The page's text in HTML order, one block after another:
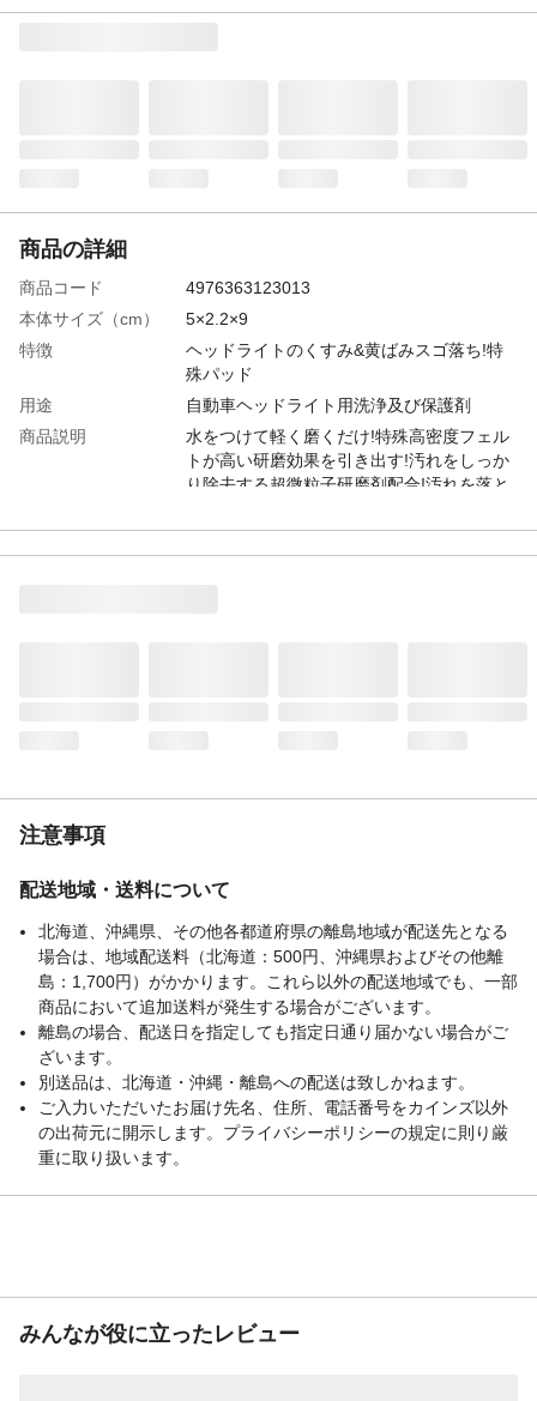
商品の詳細
商品コード
4976363123013
本体サイズ（cm）
5×2.2×9
特徴
ヘッドライトのくすみ&黄ばみスゴ落ち!特
殊パッド
用途
自動車ヘッドライト用洗浄及び保護剤
商品説明
水をつけて軽く磨くだけ!特殊高密度フェル
トが高い研磨効果を引き出す!汚れをしっか
り除去する超微粒子研磨剤配合!汚れを落と
が続く!くすみ、黄ばみを防ぐ紫外線吸収剤
配合!
注意事項
配送地域・送料について
北海道、沖縄県、その他各都道府県の離島地域が配送先となる
場合は、地域配送料（北海道：500円、沖縄県およびその他離
島：1,700円）がかかります。これら以外の配送地域でも、一部
商品において追加送料が発生する場合がございます。
離島の場合、配送日を指定しても指定日通り届かない場合がご
ざいます。
別送品は、北海道・沖縄・離島への配送は致しかねます。
ご入力いただいたお届け先名、住所、電話番号をカインズ以外
の出荷元に開示します。プライバシーポリシーの規定に則り厳
重に取り扱います。
みんなが役に立ったレビュー